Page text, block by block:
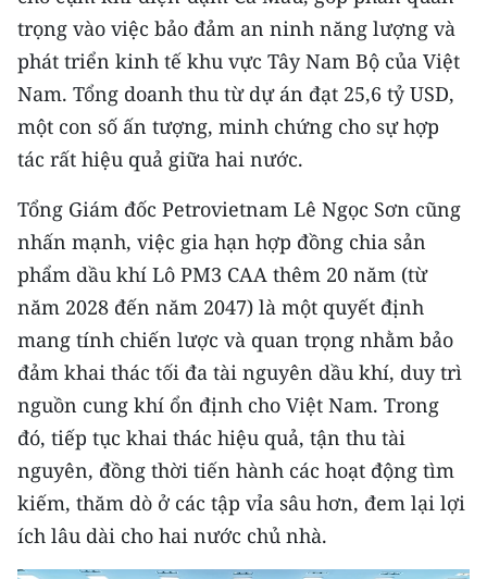
ENGLISH
中文
FRANÇAIS
РУССКИЙ
ESPAÑOL
한국어
trọng vào việc bảo đảm an ninh năng lượng và
phát triển kinh tế khu vực Tây Nam Bộ của Việt
Nam. Tổng doanh thu từ dự án đạt 25,6 tỷ USD,
một con số ấn tượng, minh chứng cho sự hợp
tác rất hiệu quả giữa hai nước.
Tổng Giám đốc Petrovietnam Lê Ngọc Sơn cũng
nhấn mạnh, việc gia hạn hợp đồng chia sản
phẩm dầu khí Lô PM3 CAA thêm 20 năm (từ
năm 2028 đến năm 2047) là một quyết định
mang tính chiến lược và quan trọng nhằm bảo
đảm khai thác tối đa tài nguyên dầu khí, duy trì
nguồn cung khí ổn định cho Việt Nam. Trong
đó, tiếp tục khai thác hiệu quả, tận thu tài
nguyên, đồng thời tiến hành các hoạt động tìm
kiếm, thăm dò ở các tập vỉa sâu hơn, đem lại lợi
ích lâu dài cho hai nước chủ nhà.